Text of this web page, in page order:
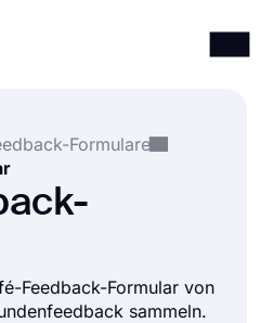
Formulare
Feedback-Formular von
sammeln.